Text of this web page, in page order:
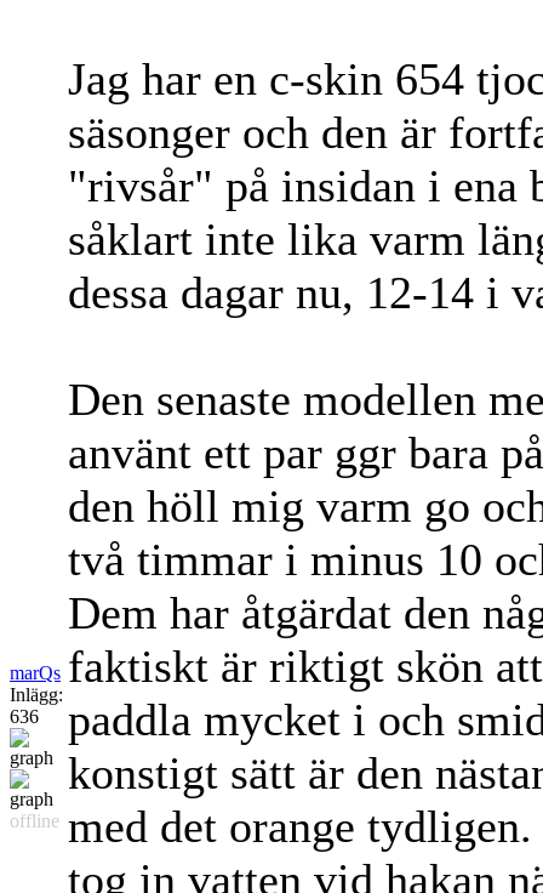
marQs
Inlägg:
636
offline
Jag har en c-skin 654
säsonger och den är
"rivsår" på insidan i ena
såklart inte lika varm
dessa dagar nu, 12-14 i
Den senaste modellen
använt ett par ggr bara
den höll mig varm go
två timmar i minus 10
Dem har åtgärdat den
faktiskt är riktigt skön
paddla mycket i och
konstigt sätt är den
med det orange
tog in vatten vid hakan